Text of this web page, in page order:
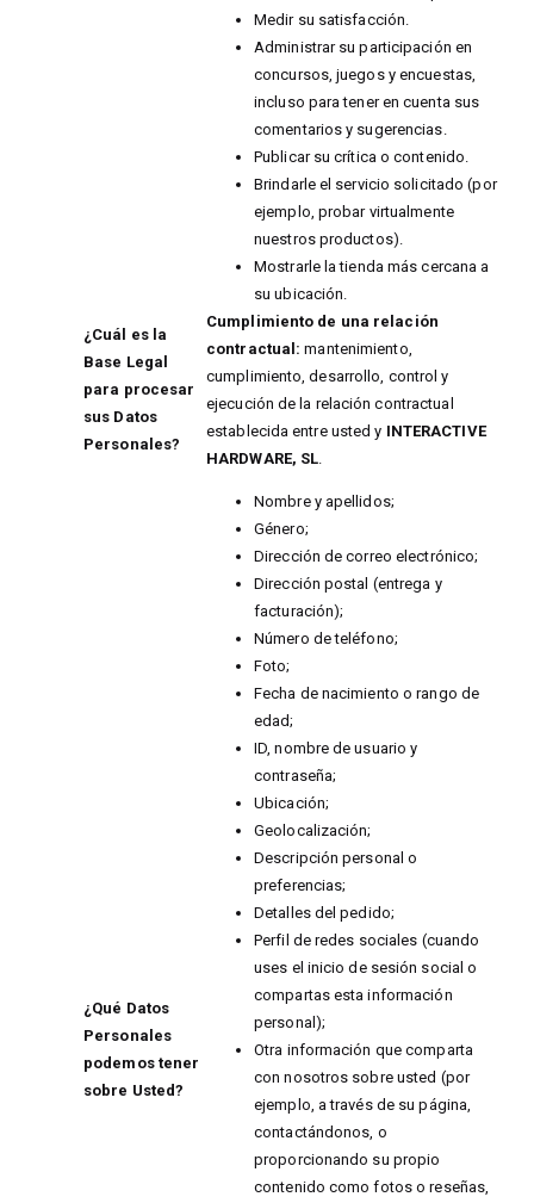
Medir su satisfacción.
Administrar su participación en
concursos, juegos y encuestas,
incluso para tener en cuenta sus
comentarios y sugerencias.
Publicar su crítica o contenido.
Brindarle el servicio solicitado (por
ejemplo, probar virtualmente
nuestros productos).
Mostrarle la tienda más cercana a
su ubicación.
¿Cuál es la
Base Legal
para procesar
sus Datos
Personales?
Cumplimiento de una relación
contractual: mantenimiento,
cumplimiento, desarrollo, control y
ejecución de la relación contractual
establecida entre usted y INTERACTIVE
HARDWARE, SL
¿Qué Datos
Personales
podemos tener
sobre Usted?
Nombre y apellidos;
Género;
Dirección de correo electrónico;
Dirección postal (entrega y
facturación);
Número de teléfono;
Foto;
Fecha de nacimiento o rango de
edad;
ID, nombre de usuario y
contraseña;
Ubicación;
Geolocalización;
Descripción personal o
preferencias;
Detalles del pedido;
Perfil de redes sociales (cuando
uses el inicio de sesión social o
compartas esta información
personal);
Otra información que comparta
con nosotros sobre usted (por
ejemplo, a través de su página,
contactándonos, o
proporcionando su propio
contenido como fotos o reseñas,